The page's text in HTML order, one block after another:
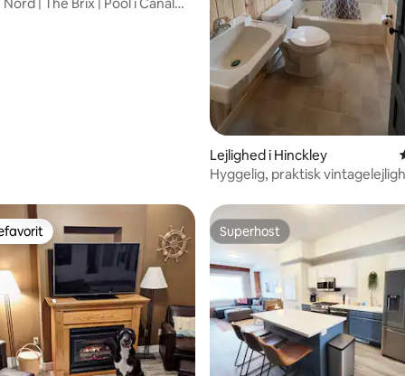
Lejlighed i Hinckley
Hyggelig, praktisk
Superhost
Superhost